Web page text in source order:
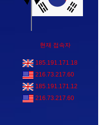
현재 접속자
185.191.171.18
216.73.217.60
185.191.171.12
216.73.217.60